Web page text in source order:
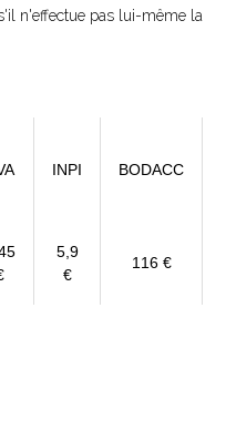
n'effectue pas lui-même la
INPI BODACC
5,9
€
116 €